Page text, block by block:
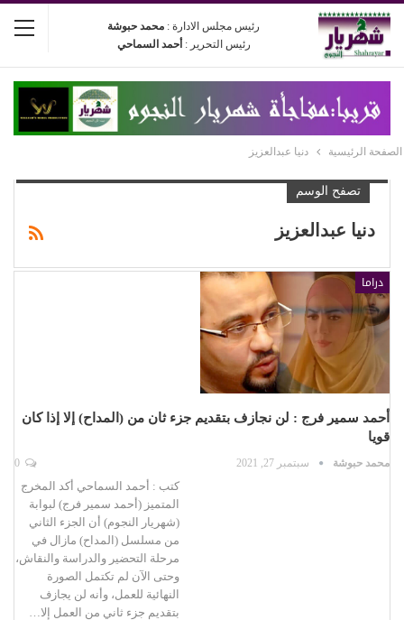
رئيس مجلس الادارة : محمد حبوشة
رئيس التحرير : أحمد السماحي
الصفحة الرئيسية دنيا عبدالعزيز
تصفح الوسم
دنيا عبدالعزيز
دراما
أحمد سمير فرج : لن نجازف بتقديم جزء ثان من (المداح) إلا إذا كان
قويا
محمد حبوشة سبتمبر 27, 2021
كتب : أحمد السماحي أكد المخرج
المتميز (أحمد سمير فرج) لبوابة
(شهريار النجوم) أن الجزء الثاني
من مسلسل (المداح) مازال في
مرحلة التحضير والدراسة والنقاش،
وحتى الآن لم تكتمل الصورة
النهائية للعمل، وأنه لن يجازف
بتقديم جزء ثاني من العمل إلا…